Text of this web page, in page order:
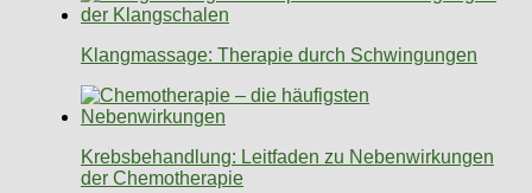
Klangmassage: Therapie durch Schwingungen
Krebsbehandlung: Leitfaden zu Nebenwirkungen
der Chemotherapie